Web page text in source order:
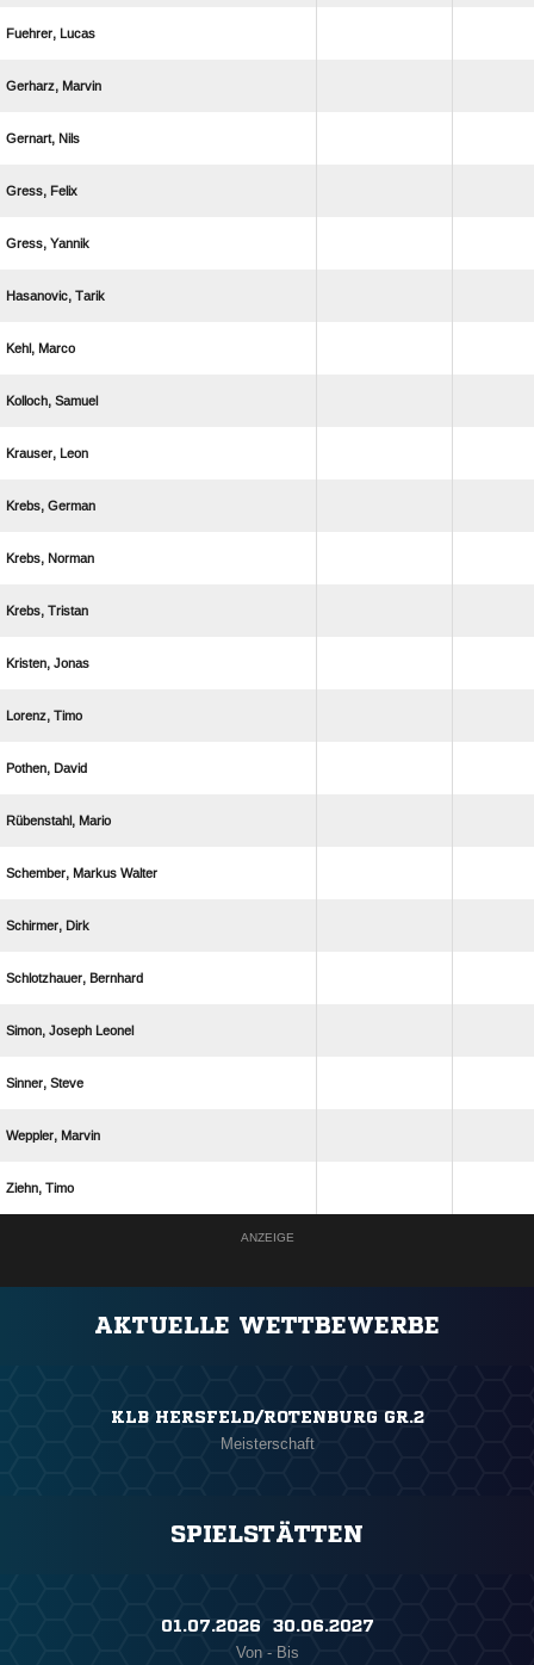
 
 
 
 
 
 
 
 
 
 
 
 
 
 
 
 
  
 
 
  
 
 
 
ANZEIGE
AKTUELLE WETTBEWERBE
KLB HERSFELD/ROTENBURG GR.2
Meisterschaft
SPIELSTÄTTEN
01.07.2026 ​ 30.06.2027
Von - Bis